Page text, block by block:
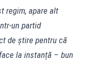
regim, apare alt
un partid
de știre pentru că
la instanță – bun